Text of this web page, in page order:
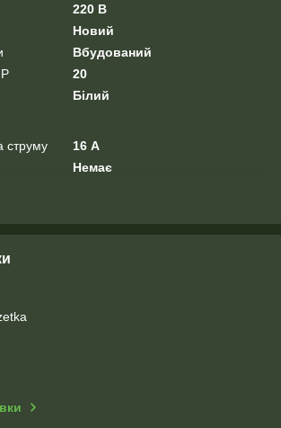
220 В
Новий
Вбудований
20
Білий
струму
16 А
Немає